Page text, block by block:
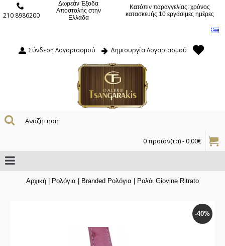
210 8986200
Δωρεάν Έξοδα
Αποστολής στην
Ελλάδα
Κατόπιν παραγγελίας: χρόνος
κατασκευής 10 εργάσιμες ημέρες
Σύνδεση Λογαριασμού Δημιουργία Λογαριασμού
0 προϊόν(τα) - 0,00€
Αρχική | Ρολόγια | Branded Ρολόγια | Ρολόι Giovine Ritrato
-40%